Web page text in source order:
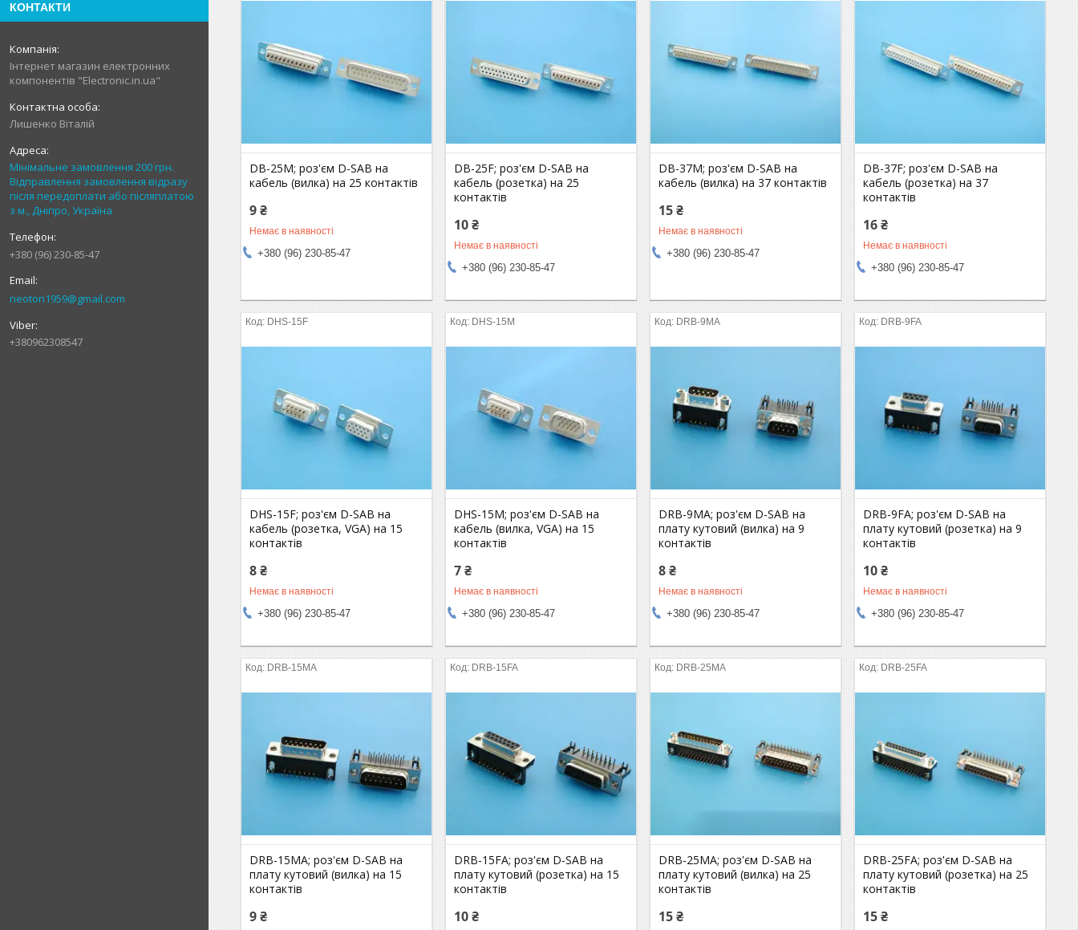
КОНТАКТИ
Інтернет магазин електронних
компонентів "Electronic.in.ua"
Лишенко Віталій
Мінімальне замовлення 200 грн.
Відправлення замовлення відразу
після передоплати або післяплатою
з м., Дніпро, Україна
+380 (96) 230-85-47
neoton1959@gmail.com
+380962308547
DB-25M; роз'єм D-SAB на
кабель (вилка) на 25 контактів
9 ₴
Немає в наявності
+380 (96) 230-85-47
DB-25F; роз'єм D-SAB на
кабель (розетка) на 25
контактів
10 ₴
Немає в наявності
+380 (96) 230-85-47
DB-37M; роз'єм D-SAB на
кабель (вилка) на 37 контактів
15 ₴
Немає в наявності
+380 (96) 230-85-47
DB-37F; роз'єм D-SAB на
кабель (розетка) на 37
контактів
16 ₴
Немає в наявності
+380 (96) 230-85-47
DHS-15F
DHS-15F; роз'єм D-SAB на
кабель (розетка, VGA) на 15
контактів
8 ₴
Немає в наявності
+380 (96) 230-85-47
DHS-15M
DHS-15M; роз'єм D-SAB на
кабель (вилка, VGA) на 15
контактів
7 ₴
Немає в наявності
+380 (96) 230-85-47
DRB-9MA
DRB-9MA; роз'єм D-SAB на
плату кутовий (вилка) на 9
контактів
8 ₴
Немає в наявності
+380 (96) 230-85-47
DRB-9FA
DRB-9FA; роз'єм D-SAB на
плату кутовий (розетка) на 9
контактів
10 ₴
Немає в наявності
+380 (96) 230-85-47
DRB-15MA
DRB-15MA; роз'єм D-SAB на
плату кутовий (вилка) на 15
контактів
9 ₴
DRB-15FA
DRB-15FA; роз'єм D-SAB на
плату кутовий (розетка) на 15
контактів
10 ₴
DRB-25MA
DRB-25MA; роз'єм D-SAB на
плату кутовий (вилка) на 25
контактів
15 ₴
DRB-25FA
DRB-25FA; роз'єм D-SAB на
плату кутовий (розетка) на 25
контактів
15 ₴